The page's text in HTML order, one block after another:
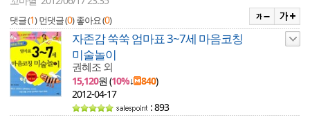
댓글 (1) 먼댓글 (0) 좋아요 (0)
자존감 쑥쑥 엄마표 3~7세 마음코칭
미술놀이
권혜조 외
15,120원 (10%↓ 840)
2012-04-17
: 893